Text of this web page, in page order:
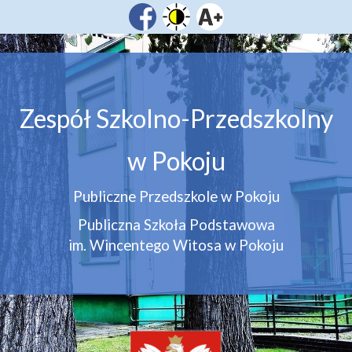
Zespół Szkolno-Przedszkolny
w Pokoju
Publiczne Przedszkole w Pokoju
Publiczna Szkoła Podstawowa
im. Wincentego Witosa w Pokoju